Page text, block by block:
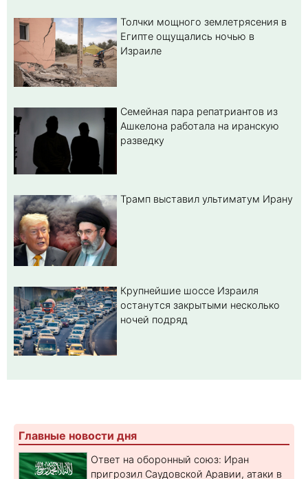
Толчки мощного землетрясения в
Египте ощущались ночью в
Израиле
Семейная пара репатриантов из
Ашкелона работала на иранскую
разведку
Трамп выставил ультиматум Ирану
Крупнейшие шоссе Израиля
останутся закрытыми несколько
ночей подряд
Главные новости дня
Ответ на оборонный союз: Иран
пригрозил Саудовской Аравии, атаки в